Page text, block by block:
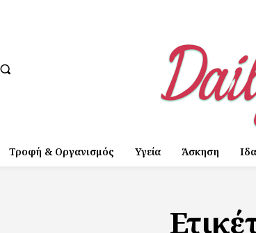
Τροφή & Οργανισμός Υγεία Άσκηση